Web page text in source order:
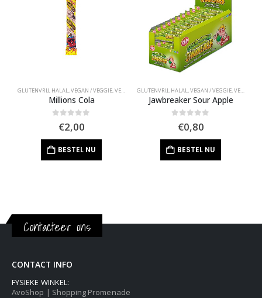
GLUTENVRIJ, HALAL,VEGAN / VEGGIE,VERPAKT SNOEP
Millions Cola
out of 5
€2,00
BESTEL NU
GLUTENVRIJ, HALAL,VEGAN / VEGGIE,VERPAKT SNOEP
Jawbreaker Sour Apple
out of 5
€0,80
BESTEL NU
Contacteer ons
CONTACT INFO
FYSIEKE WINKEL:
AvoShop | Shopping Promenade